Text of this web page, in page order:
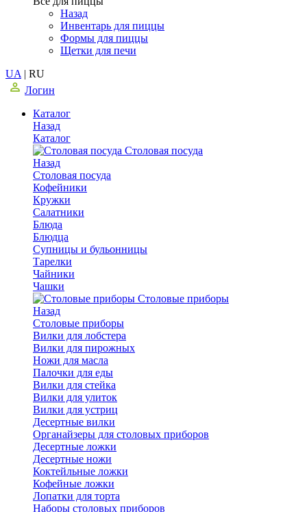
Назад
Инвентарь для пиццы
Формы для пиццы
Щетки для печи
UA | RU
Логин
Каталог
Назад
Каталог
Столовая посуда
Назад
Столовая посуда
Кофейники
Кружки
Салатники
Блюда
Блюдца
Супницы и бульонницы
Тарелки
Чайники
Чашки
Cтоловые приборы
Назад
Cтоловые приборы
Вилки для лобстера
Вилки для пирожных
Ножи для масла
Палочки для еды
Вилки для стейка
Вилки для улиток
Вилки для устриц
Десертные вилки
Органайзеры для столовых приборов
Десертные ложки
Десертные ножи
Коктейльные ложки
Кофейные ложки
Лопатки для торта
Наборы столовых приборов